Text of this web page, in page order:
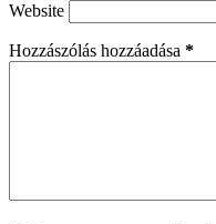
Website
Hozzászólás hozzáadása *